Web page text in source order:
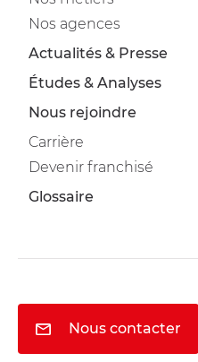
Nos agences
Actualités & Presse
Études & Analyses
Nous rejoindre
Carrière
Devenir franchisé
Glossaire
Nous contacter